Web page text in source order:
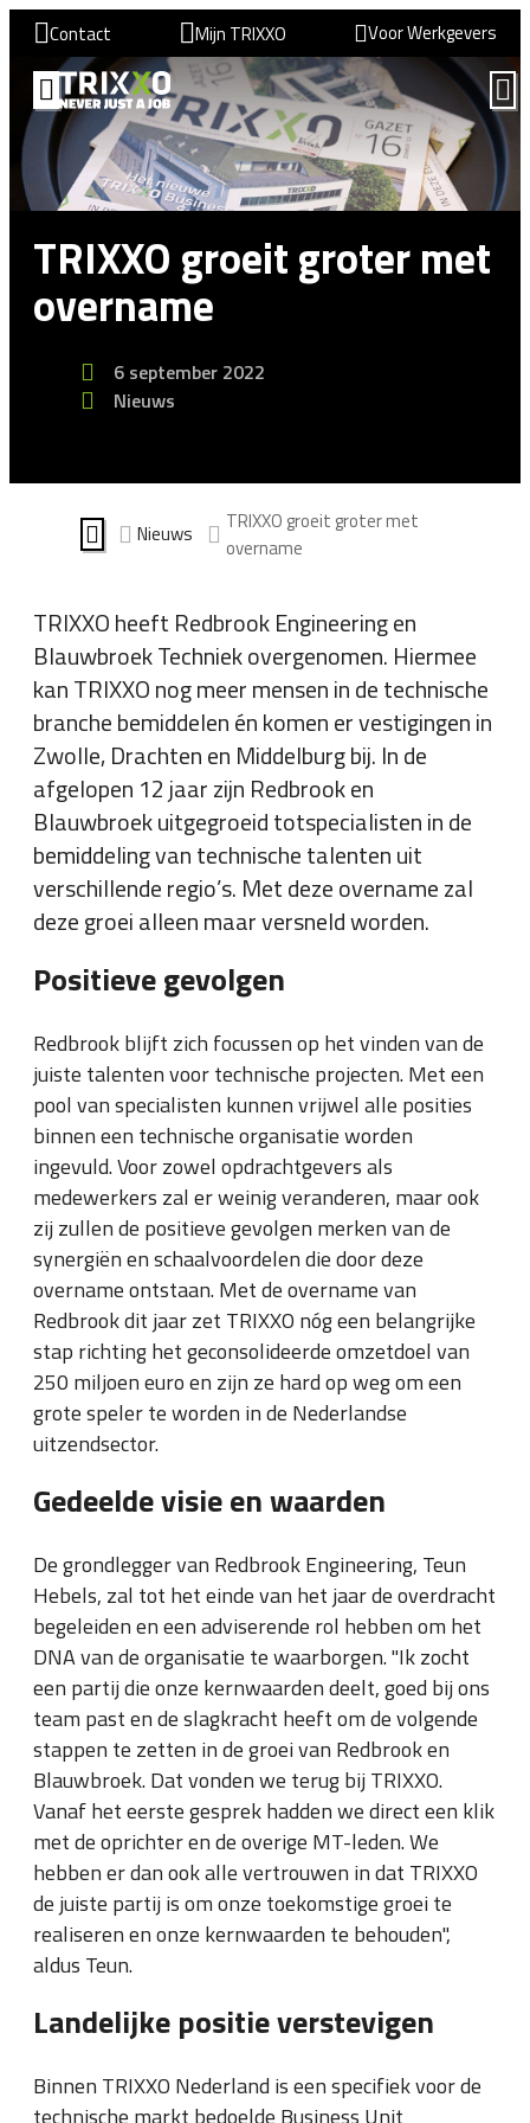
Contact Mijn TRIXXO Voor Werkgevers
TRIXXO groeit groter met
overname
6 september 2022
Nieuws
Nieuws
TRIXXO groeit groter met
overname
TRIXXO heeft Redbrook Engineering en
Blauwbroek Techniek overgenomen. Hiermee
kan TRIXXO nog meer mensen in de technische
branche bemiddelen én komen er vestigingen in
Zwolle, Drachten en Middelburg bij. In de
afgelopen 12 jaar zijn Redbrook en
Blauwbroek uitgegroeid totspecialisten in de
bemiddeling van technische talenten uit
verschillende regio’s. Met deze overname zal
deze groei alleen maar versneld worden.
Positieve gevolgen
Redbrook blijft zich focussen op het vinden van de
juiste talenten voor technische projecten. Met een
pool van specialisten kunnen vrijwel alle posities
binnen een technische organisatie worden
ingevuld. Voor zowel opdrachtgevers als
medewerkers zal er weinig veranderen, maar ook
zij zullen de positieve gevolgen merken van de
synergiën en schaalvoordelen die door deze
overname ontstaan. Met de overname van
Redbrook dit jaar zet TRIXXO nóg een belangrijke
stap richting het geconsolideerde omzetdoel van
250 miljoen euro en zijn ze hard op weg om een
grote speler te worden in de Nederlandse
uitzendsector.
Gedeelde visie en waarden
De grondlegger van Redbrook Engineering, Teun
Hebels, zal tot het einde van het jaar de overdracht
begeleiden en een adviserende rol hebben om het
DNA van de organisatie te waarborgen. "Ik zocht
een partij die onze kernwaarden deelt, goed bij ons
team past en de slagkracht heeft om de volgende
stappen te zetten in de groei van Redbrook en
Blauwbroek. Dat vonden we terug bij TRIXXO.
Vanaf het eerste gesprek hadden we direct een klik
met de oprichter en de overige MT-leden. We
hebben er dan ook alle vertrouwen in dat TRIXXO
de juiste partij is om onze toekomstige groei te
realiseren en onze kernwaarden te behouden",
aldus Teun.
Landelijke positie verstevigen
Binnen TRIXXO Nederland is een specifiek voor de
technische markt bedoelde Business Unit